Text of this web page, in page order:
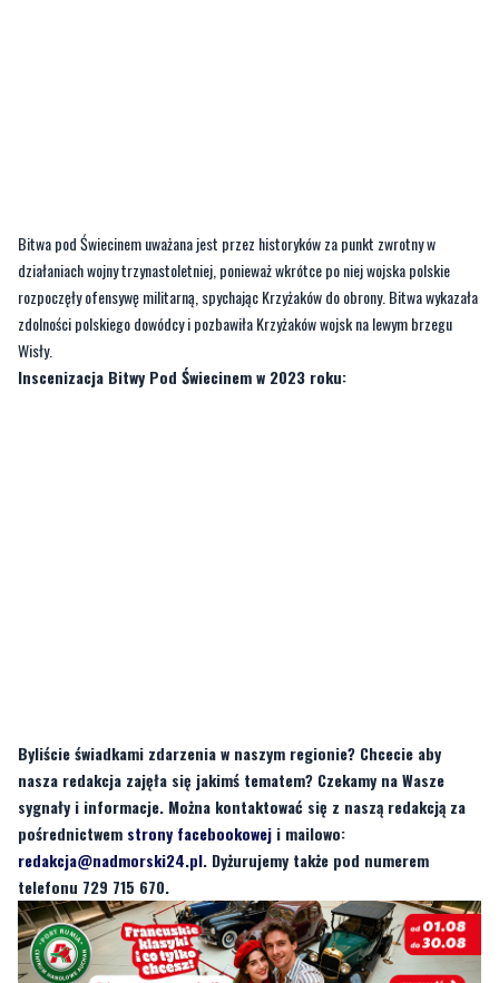
Bitwa pod Świecinem uważana jest przez historyków za punkt zwrotny w
działaniach wojny trzynastoletniej, ponieważ wkrótce po niej wojska polskie
rozpoczęły ofensywę militarną, spychając Krzyżaków do obrony. Bitwa wykazała
Byliście świadkami zdarzenia w naszym regionie? Chcecie aby
nasza redakcja zajęła się jakimś tematem? Czekamy na Wasze
sygnały i informacje. Można kontaktować się z naszą redakcją za
pośrednictwemstrony facebookoweji mailowo:
redakcja@nadmorski24.pl. Dyżurujemy także pod numerem
telefonu 729 715 670.